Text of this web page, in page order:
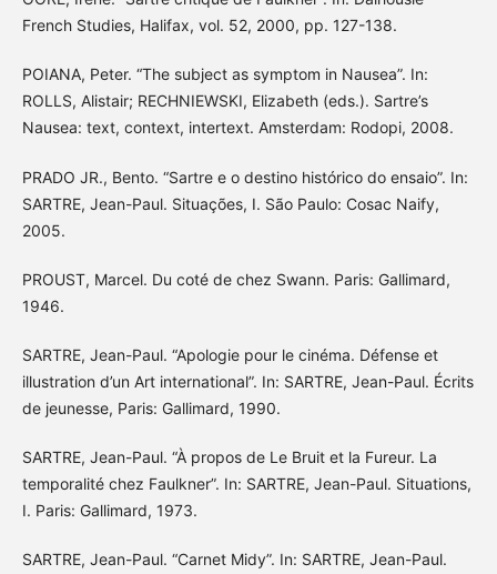
French Studies, Halifax, vol. 52, 2000, pp. 127-138.
POIANA, Peter. “The subject as symptom in Nausea”. In:
ROLLS, Alistair; RECHNIEWSKI, Elizabeth (eds.). Sartre’s
Nausea: text, context, intertext. Amsterdam: Rodopi, 2008.
PRADO JR., Bento. “Sartre e o destino histórico do ensaio”. In:
SARTRE, Jean-Paul. Situações, I. São Paulo: Cosac Naify,
2005.
PROUST, Marcel. Du coté de chez Swann. Paris: Gallimard,
1946.
SARTRE, Jean-Paul. “Apologie pour le cinéma. Défense et
illustration d’un Art international”. In: SARTRE, Jean-Paul. Écrits
de jeunesse, Paris: Gallimard, 1990.
SARTRE, Jean-Paul. “À propos de Le Bruit et la Fureur. La
temporalité chez Faulkner”. In: SARTRE, Jean-Paul. Situations,
I. Paris: Gallimard, 1973.
SARTRE, Jean-Paul. “Carnet Midy”. In: SARTRE, Jean-Paul.